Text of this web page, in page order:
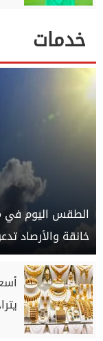
خدمات
الطقس اليوم في
خانقة والأرصاد